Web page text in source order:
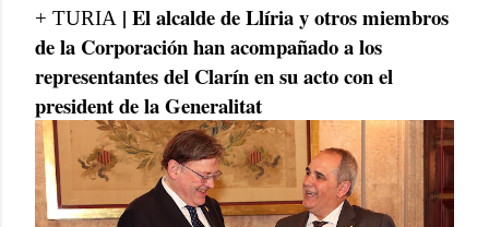
+ TURIA | El alcalde de Llíria y otros miembros
de la Corporación han acompañado a los
representantes del Clarín en su acto con el
president de la Generalitat